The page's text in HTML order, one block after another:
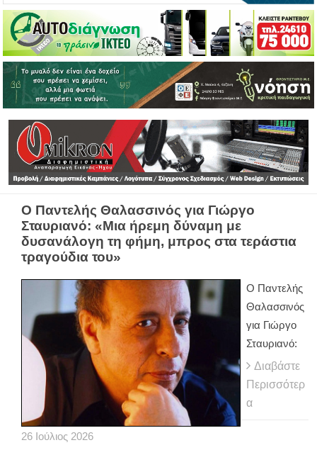
Ο Παντελής Θαλασσινός για Γιώργο
Σταυριανό: «Μια ήρεμη δύναμη με
δυσανάλογη τη φήμη, μπρος στα τεράστια
τραγούδια του»
Ο Παντελής
Θαλασσινός
για Γιώργο
Σταυριανό:
Διαβάστε
Περισσότερ
α
26 Ιούλιος 2026